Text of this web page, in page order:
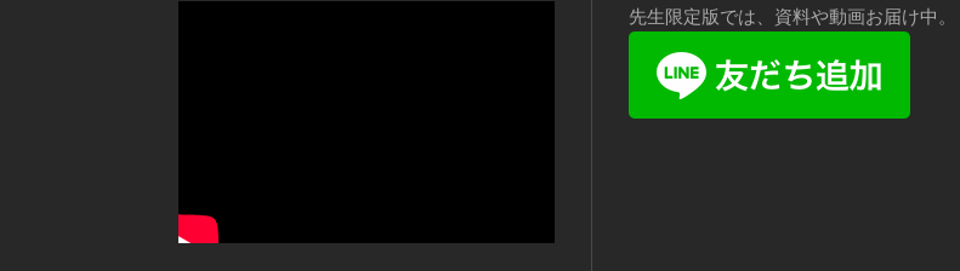
先生限定版では、資料や動画お届け中。